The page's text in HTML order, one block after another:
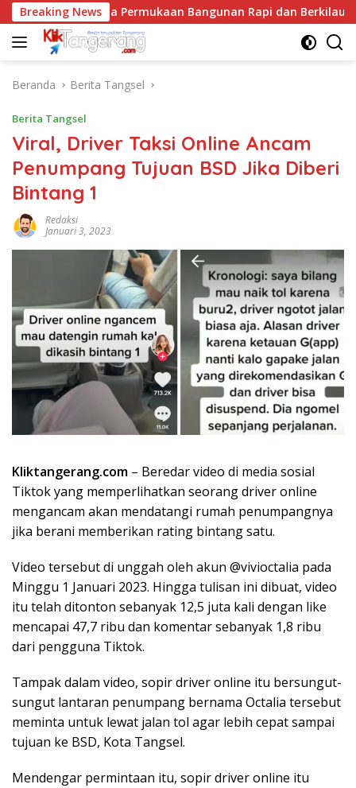
Langsung
ke
konten
Breaking News
Rahasia Permukaan Bangunan Rapi dan Berkilau
Beranda Berita Tangsel
Berita Tangsel
Viral, Driver Taksi Online Ancam
Penumpang Tujuan BSD Jika Diberi
Bintang 1
Redaksi
Januari 3, 2023
Kliktangerang.com – Beredar video di media sosial
Tiktok yang memperlihatkan seorang driver online
mengancam akan mendatangi rumah penumpangnya
jika berani memberikan rating bintang satu.
Video tersebut di unggah oleh akun @vivioctalia pada
Minggu 1 Januari 2023. Hingga tulisan ini dibuat, video
itu telah ditonton sebanyak 12,5 juta kali dengan like
mencapai 47,7 ribu dan komentar sebanyak 1,8 ribu
dari pengguna Tiktok.
Tampak dalam video, sopir driver online itu bersungut-
sungut lantaran penumpang bernama Octalia tersebut
meminta untuk lewat jalan tol agar lebih cepat sampai
tujuan ke BSD, Kota Tangsel.
Mendengar permintaan itu, sopir driver online itu